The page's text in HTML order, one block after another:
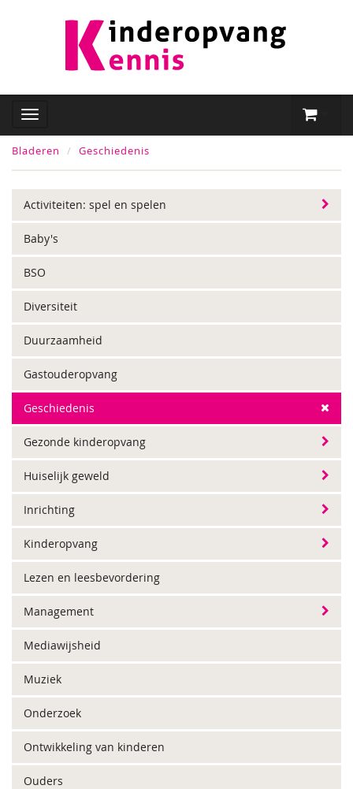
Bladeren Geschiedenis
Activiteiten: spel en spelen
Baby's
BSO
Diversiteit
Duurzaamheid
Gastouderopvang
Geschiedenis
Gezonde kinderopvang
Huiselijk geweld
Inrichting
Kinderopvang
Lezen en leesbevordering
Management
Mediawijsheid
Muziek
Onderzoek
Ontwikkeling van kinderen
Ouders